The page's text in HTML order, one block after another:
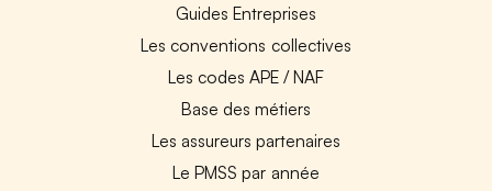
Guides Entreprises
Les conventions collectives
Les codes APE / NAF
Base des métiers
Les assureurs partenaires
Le PMSS par année